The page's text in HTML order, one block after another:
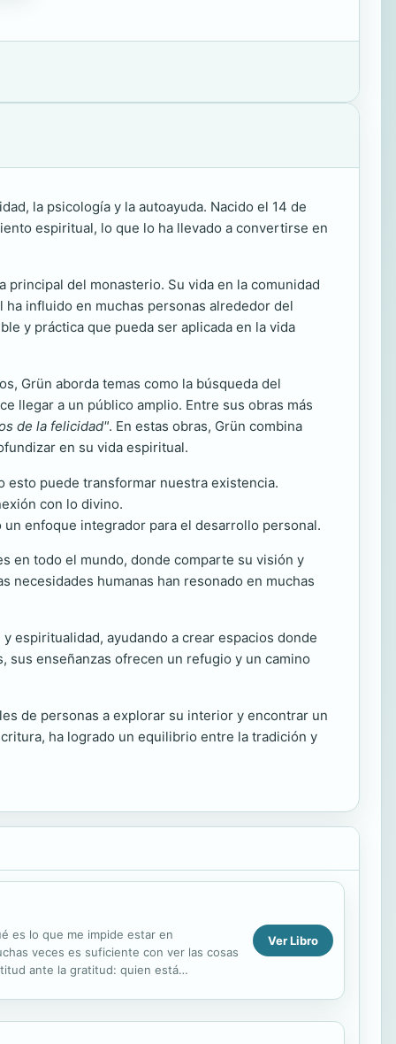
la psicología y la autoayuda. Nacido el 14 de
espiritual, lo que lo ha llevado a convertirse en
del monasterio. Su vida en la comunidad
influido en muchas personas alrededor del
y práctica que pueda ser aplicada en la vida
Grün aborda temas como la búsqueda del
llegar a un público amplio. Entre sus obras más
de la felicidad". En estas obras, Grün combina
en su vida espiritual.
puede transformar nuestra existencia.
con lo divino.
enfoque integrador para el desarrollo personal.
en todo el mundo, donde comparte su visión y
necesidades humanas han resonado en muchas
espiritualidad, ayudando a crear espacios donde
sus enseñanzas ofrecen un refugio y un camino
de personas a explorar su interior y encontrar un
ha logrado un equilibrio entre la tradición y
es lo que me impide estar en
veces es suficiente con ver las cosas
ante la gratitud: quien está
Ver Libro